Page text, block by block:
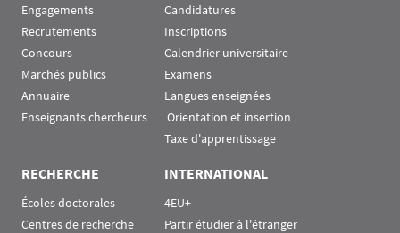
Engagements
Recrutements
Concours
Marchés publics
Annuaire
Enseignants chercheurs
Candidatures
Inscriptions
Calendrier universitaire
Examens
Langues enseignées
Orientation et insertion
Taxe d'apprentissage
RECHERCHE
Écoles doctorales
Centres de recherche
INTERNATIONAL
4EU+
Partir étudier à l'étranger